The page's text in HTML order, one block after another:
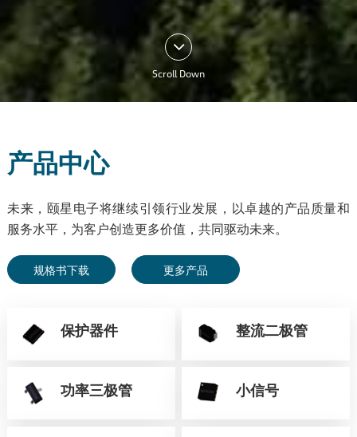
Scroll Down
产品中心
未来，颐星电子将继续引领行业发展，以卓越的产品质量和
服务水平，为客户创造更多价值，共同驱动未来。
规格书下载 更多产品
保护器件 整流二极管
功率三极管 小信号